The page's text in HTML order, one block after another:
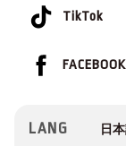
TikTok
FACEBOOK
LANG